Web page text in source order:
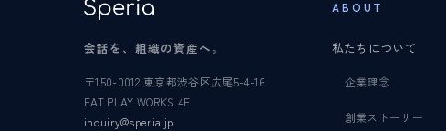
会話を、組織の資産へ。
〒150-0012 東京都渋谷区広尾5-4-16
EAT PLAY WORKS 4F
inquiry@speria.jp
ABOUT
私たちについて
企業理念
創業ストーリー